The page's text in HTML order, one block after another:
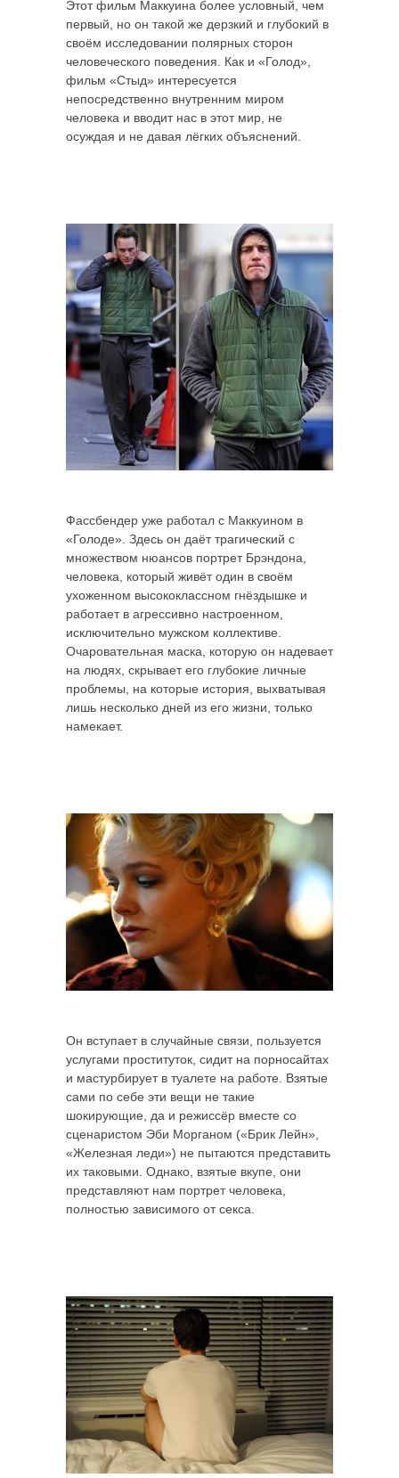
Этот фильм Маккуина более условный, чем
первый, но он такой же дерзкий и глубокий в
своём исследовании полярных сторон
человеческого поведения. Как и «Голод»,
фильм «Стыд» интересуется
непосредственно внутренним миром
человека и вводит нас в этот мир, не
осуждая и не давая лёгких объяснений.
Фассбендер уже работал с Маккуином в
«Голоде». Здесь он даёт трагический с
множеством нюансов портрет Брэндона,
человека, который живёт один в своём
ухоженном высококлассном гнёздышке и
работает в агрессивно настроенном,
исключительно мужском коллективе.
Очаровательная маска, которую он надевает
на людях, скрывает его глубокие личные
проблемы, на которые история, выхватывая
лишь несколько дней из его жизни, только
намекает.
Он вступает в случайные связи, пользуется
услугами проституток, сидит на порносайтах
и мастурбирует в туалете на работе. Взятые
сами по себе эти вещи не такие
шокирующие, да и режиссёр вместе со
сценаристом Эби Морганом («Брик Лейн»,
«Железная леди») не пытаются представить
их таковыми. Однако, взятые вкупе, они
представляют нам портрет человека,
полностью зависимого от секса.